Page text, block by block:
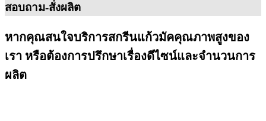
สอบถาม-สั่งผลิต
หากคุณสนใจบริการสกรีนแก้วมัคคุณภาพสูงของ
เรา หรือต้องการปรึกษาเรื่องดีไซน์และจำนวนการ
ผลิต